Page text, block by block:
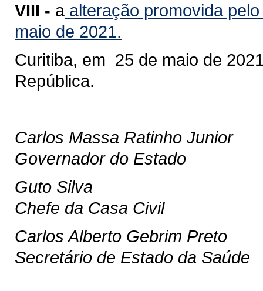
VIII - aalteração promovida pelo
maio de 2021.
Curitiba, em 25 de maio de
República.
Carlos Massa Ratinho Junior
Governador do Estado
Guto Silva
Chefe da Casa Civil
Carlos Alberto Gebrim Preto
Secretário de Estado da Saúde